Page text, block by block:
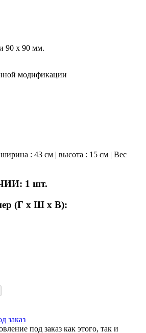
90 х 90 мм.
модификации
: 43 см | высота : 15 см | Вес
1 шт.
(Г х Ш х В):
заказ
под заказ как этого, так и